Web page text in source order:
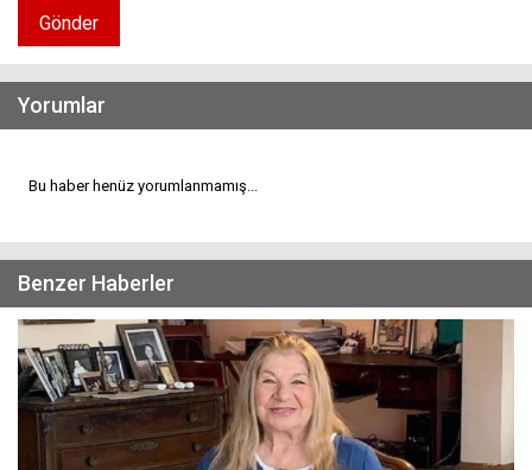
Gönder
Yorumlar
Bu haber henüz yorumlanmamış...
Benzer Haberler